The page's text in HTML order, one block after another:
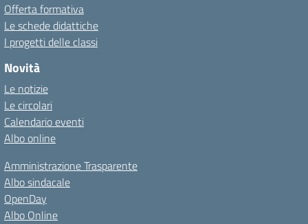
Offerta formativa
Le schede didattiche
I progetti delle classi
Novità
Le notizie
Le circolari
Calendario eventi
Albo online
Amministrazione Trasparente
Albo sindacale
OpenDay
Albo Online